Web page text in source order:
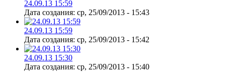
24.09.13 15:59
Дата создания: ср, 25/09/2013 - 15:43
24.09.13 15:59
Дата создания: ср, 25/09/2013 - 15:42
24.09.13 15:30
Дата создания: ср, 25/09/2013 - 15:40